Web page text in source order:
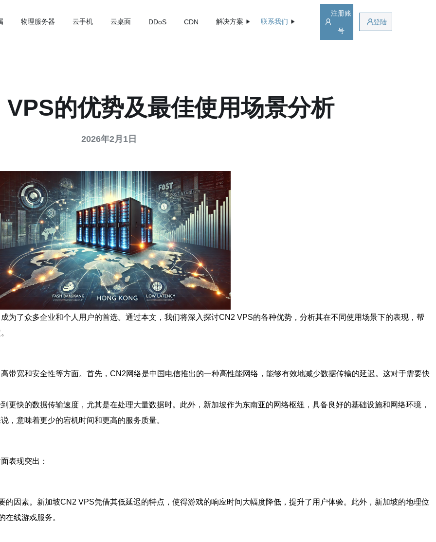
物理服务器 云手机 云桌面 DDoS CDN 解决方案 联系我们
注册账
号
登陆
的优势及最佳使用场景分析
2026年2月1日
为了众多企业和个人用户的首选。通过本文，我们将深入探讨CN2 VPS的各种优势，分析其在不同使用场景下的表现，帮
带宽和安全性等方面。首先，CN2网络是中国电信推出的一种高性能网络，能够有效地减少数据传输的延迟。这对于需要快
更快的数据传输速度，尤其是在处理大量数据时。此外，新加坡作为东南亚的网络枢纽，具备良好的基础设施和网络环境，
，意味着更少的宕机时间和更高的服务质量。
表现突出：
因素。新加坡CN2 VPS凭借其低延迟的特点，使得游戏的响应时间大幅度降低，提升了用户体验。此外，新加坡的地理位
在线游戏服务。